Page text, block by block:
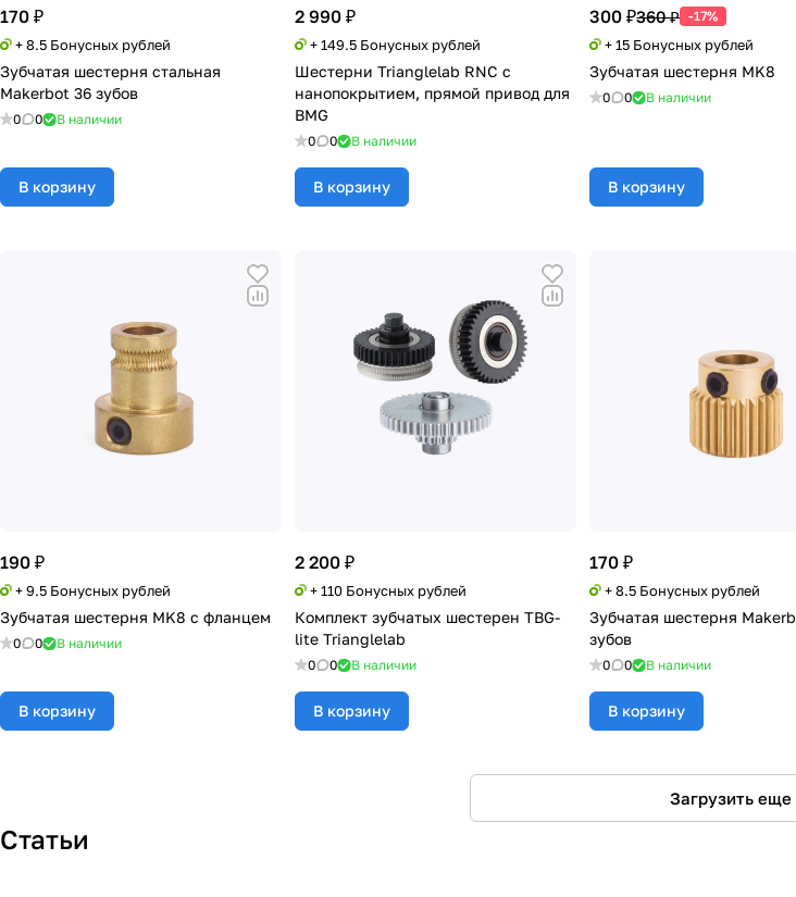
170 ₽
+ 8.5 Бонусных рублей
Зубчатая шестерня стальная
Makerbot 36 зубов
0 0 В наличии
В корзину
2 990 ₽
+ 149.5 Бонусных рублей
Шестерни Trianglelab RNC с
нанопокрытием, прямой привод для
BMG
0 0 В наличии
В корзину
300 ₽360 ₽ -17%
+ 15 Бонусных рублей
Зубчатая шестерня MK8
0 0 В наличии
В корзину
190 ₽
+ 9.5 Бонусных рублей
Зубчатая шестерня MK8 с фланцем
0 0 В наличии
В корзину
2 200 ₽
+ 110 Бонусных рублей
Комплект зубчатых шестерен TBG-
lite Trianglelab
0 0 В наличии
В корзину
170 ₽
+ 8.5 Бонусных рублей
Зубчатая шестерня
зубов
0 0 В наличии
В корзину
Загрузить еще
Статьи